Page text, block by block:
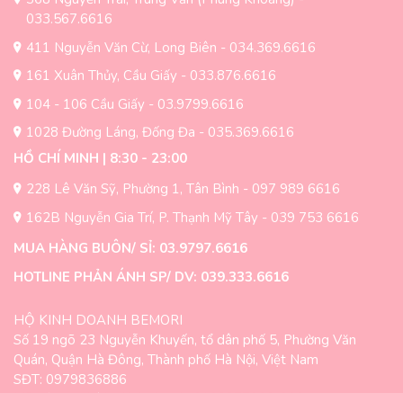
thể
chọn
trên
sản
phẩm
trên
033.567.6616
411 Nguyễn Văn Cừ, Long Biên - 034.369.6616
161 Xuân Thủy, Cầu Giấy - 033.876.6616
104 - 106 Cầu Giấy - 03.9799.6616
1028 Đường Láng, Đống Đa - 035.369.6616
HỒ CHÍ MINH | 8:30 - 23:00
228 Lê Văn Sỹ, Phường 1, Tân Bình - 097 989 6616
162B Nguyễn Gia Trí, P. Thạnh Mỹ Tây - 039 753 6616
MUA HÀNG BUÔN/ SỈ: 03.9797.6616
HOTLINE PHẢN ÁNH SP/ DV: 039.333.6616
HỘ KINH DOANH BEMORI
Số 19 ngõ 23 Nguyễn Khuyến, tổ dân phố 5, Phường Văn
Quán, Quận Hà Đông, Thành phố Hà Nội, Việt Nam
SĐT: 0979836886